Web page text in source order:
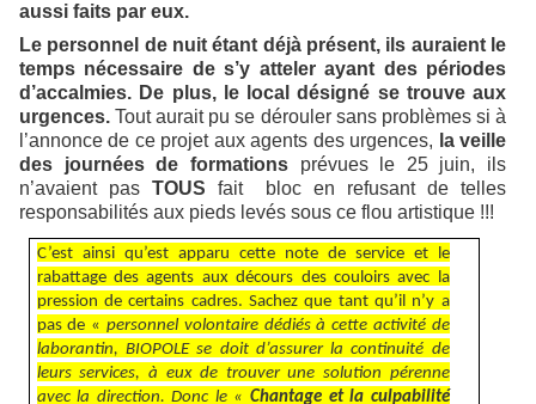
aussi faits par eux.
Le personnel de nuit étant déjà présent, ils auraient le
temps nécessaire de s’y atteler ayant des périodes
d’accalmies. De plus, le local désigné se trouve aux
urgences.Tout aurait pu se dérouler sans problèmes si à
l’annonce de ce projet aux agents des urgences, la veille
des journées de formations prévues le 25 juin, ils
n’avaient pas TOUS fait bloc en refusant de telles
responsabilités aux pieds levés sous ce flou artistique !!!
C’est ainsi qu’est apparu cette note de service et le
rabattage des agents aux décours des couloirs avec la
pression de certains cadres. Sachez que tant qu’il n’y a
pas de « personnel volontaire dédiés à cette activité de
laborantin, BIOPOLE se doit d’assurer la continuité de
leurs services, à eux de trouver une solution pérenne
avec la direction. Donc le « Chantage et la culpabilité